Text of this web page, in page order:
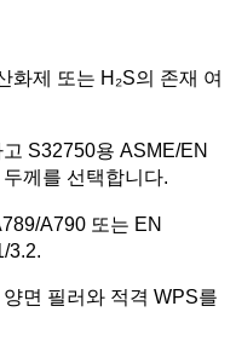
화제 또는 H₂S의 존재 여
S32750용 ASME/EN
께를 선택합니다.
A790 또는 EN
3.2.
면 필러와 적격 WPS를